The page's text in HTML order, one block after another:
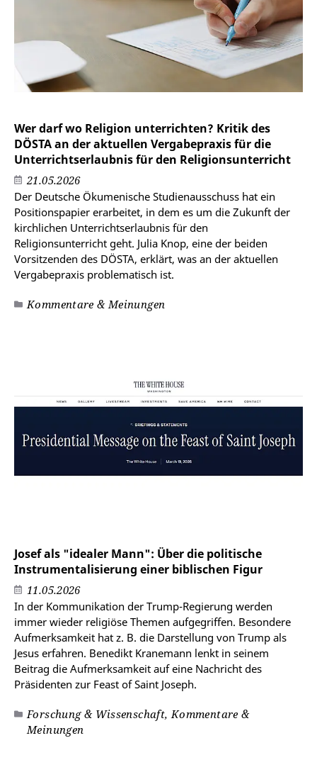
Wer darf wo Religion unterrichten? Kritik des
DÖSTA an der aktuellen Vergabepraxis für die
Unterrichtserlaubnis für den Religionsunterricht
21.05.2026
Der Deutsche Ökumenische Studienausschuss hat ein
Positionspapier erarbeitet, in dem es um die Zukunft der
kirchlichen Unterrichtserlaubnis für den
Religionsunterricht geht. Julia Knop, eine der beiden
Vorsitzenden des DÖSTA, erklärt, was an der aktuellen
Vergabepraxis problematisch ist.
Kommentare & Meinungen
Josef als "idealer Mann": Über die politische
Instrumentalisierung einer biblischen Figur
11.05.2026
In der Kommunikation der Trump-Regierung werden
immer wieder religiöse Themen aufgegriffen. Besondere
Aufmerksamkeit hat z. B. die Darstellung von Trump als
Jesus erfahren. Benedikt Kranemann lenkt in seinem
Beitrag die Aufmerksamkeit auf eine Nachricht des
Präsidenten zur Feast of Saint Joseph.
Forschung & Wissenschaft, Kommentare &
Meinungen